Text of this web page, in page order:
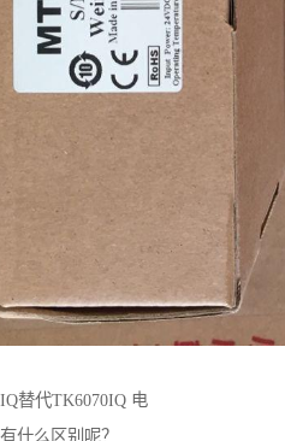
替代TK6070IQ 电
什么区别呢？